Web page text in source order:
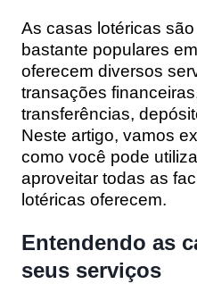
As casas lotéricas
bastante populares
oferecem diversos
transações
transferências,
Neste artigo, vamos
como você pode
aproveitar todas as
lotéricas oferecem.
Entendendo as
seus serviços